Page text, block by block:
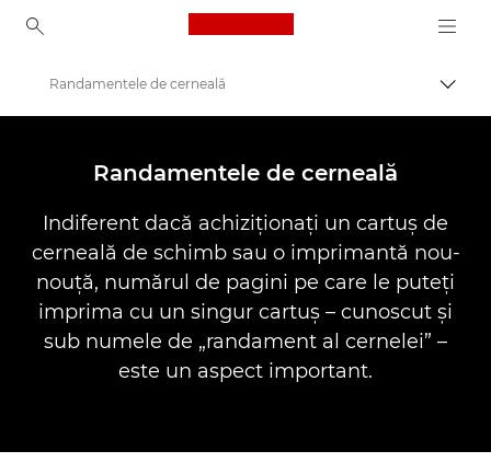
Canon Logo, back to
Imprimante Canon
Randamentele de cerneală
Randamentele de cerneală
Indiferent dacă achiziţionaţi un cartuş de
cerneală de schimb sau o imprimantă nou-
nouţă, numărul de pagini pe care le puteţi
imprima cu un singur cartuş – cunoscut şi
sub numele de „randament al cernelei” –
este un aspect important.